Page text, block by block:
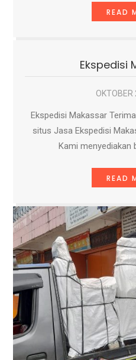
READ
Ekspedisi
Ekspedisi Makassar
situs Jasa Ekspedisi
Kami menyediakan
READ